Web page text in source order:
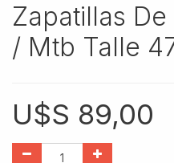
Zapatillas
/ Mtb Talle
U$S 89,00